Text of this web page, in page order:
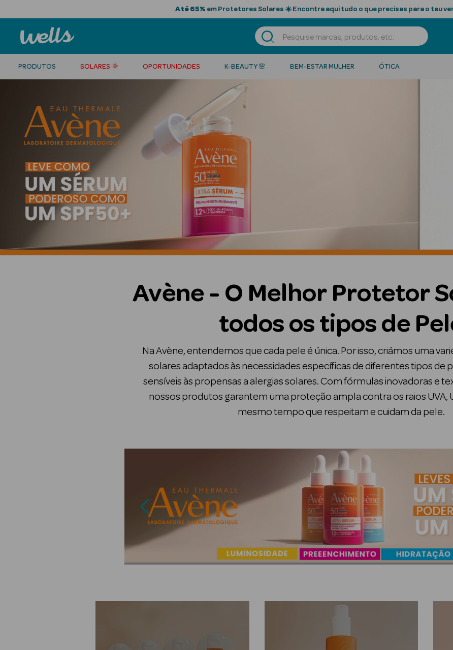
Até 65% em Protetores Solares ☀️ Encontra aqui tudo o que precisas para o teu
PRODUTOS SOLARES 🌞 OPORTUNIDADES K-BEAUTY 🌸 BEM-ESTAR MULHER ÓTICA
Avène - O Melhor Protetor
todos os tipos de
Na Avène, entendemos que cada pele é única. Por isso, criámos uma
solares adaptados às necessidades específicas de diferentes tipos de
sensíveis às propensas a alergias solares. Com fórmulas inovadoras e
nossos produtos garantem uma proteção ampla contra os raios UVA,
mesmo tempo que respeitam e cuidam da pele.